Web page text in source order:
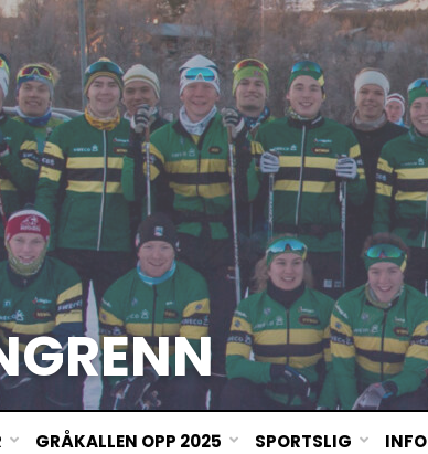
GRÅKALLEN OPP 2025 SPORTSLIG INFO